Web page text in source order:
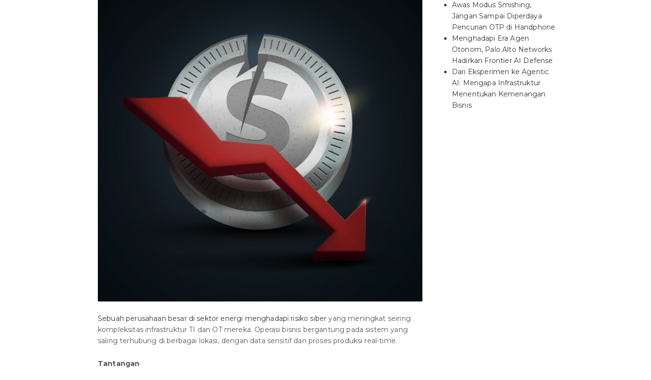
Sebuah perusahaan besar di sektor energi menghadapi risiko siber yang meningkat seiring
kompleksitas infrastruktur TI dan OT mereka. Operasi bisnis bergantung pada sistem yang
saling terhubung di berbagai lokasi, dengan data sensitif dan proses produksi real-time.
Tantangan
Awas Modus Smishing,
Jangan Sampai Diperdaya
Pencurian OTP di Handphone
Menghadapi Era Agen
Otonom, Palo Alto Networks
Hadirkan Frontier AI Defense
Dari Eksperimen ke Agentic
AI: Mengapa Infrastruktur
Menentukan Kemenangan
Bisnis